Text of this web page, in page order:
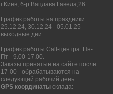
г.Киев, б-р Вацлава Гавела,26
График работы на праздники:
25.12.24, 30.12.24 - 05.01.25 –
выходные дни.
График работы Call-центра: Пн-
Пт - 9.00-17.00.
Заказы принятые на сайте после
17-00 - обрабатываются на
следующий рабочий день.
GPS координаты склада: